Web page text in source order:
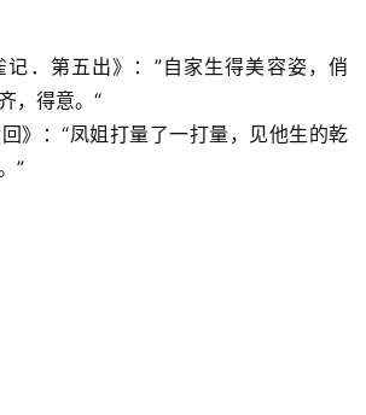
记．第五出》：”自家生得美容姿，俏
，得意。“
回》：“凤姐打量了一打量，见他生的乾
”